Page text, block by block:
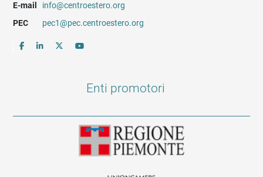
E-mail
info@centroestero.org
PEC
pec1@pec.centroestero.org
Enti promotori